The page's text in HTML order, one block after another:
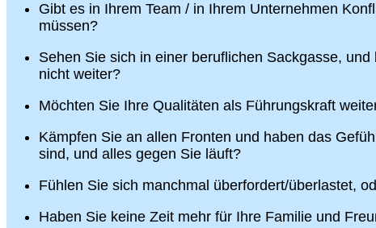
Gibt es in Ihrem Team / in Ihrem Unternehmen
müssen?
Sehen Sie sich in einer beruflichen Sackgasse,
nicht weiter?
Möchten Sie Ihre Qualitäten als Führungskraft
Kämpfen Sie an allen Fronten und haben das
sind, und alles gegen Sie läuft?
Fühlen Sie sich manchmal überfordert/überlastet,
Haben Sie keine Zeit mehr für Ihre Familie und